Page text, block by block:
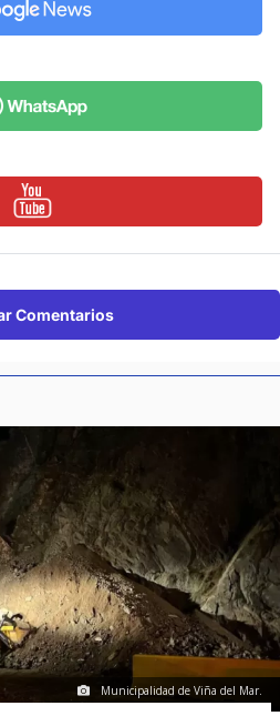
Comentarios
Municipalidad de Viña del Mar.